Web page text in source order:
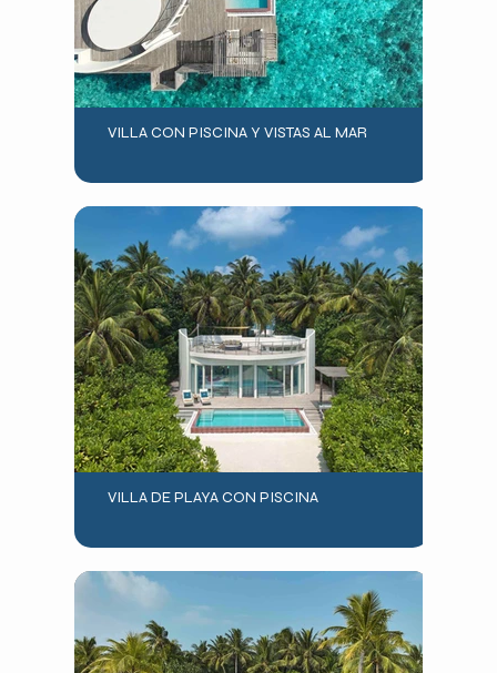
VILLA CON PISCINA Y VISTAS AL MAR
VILLA DE PLAYA CON PISCINA